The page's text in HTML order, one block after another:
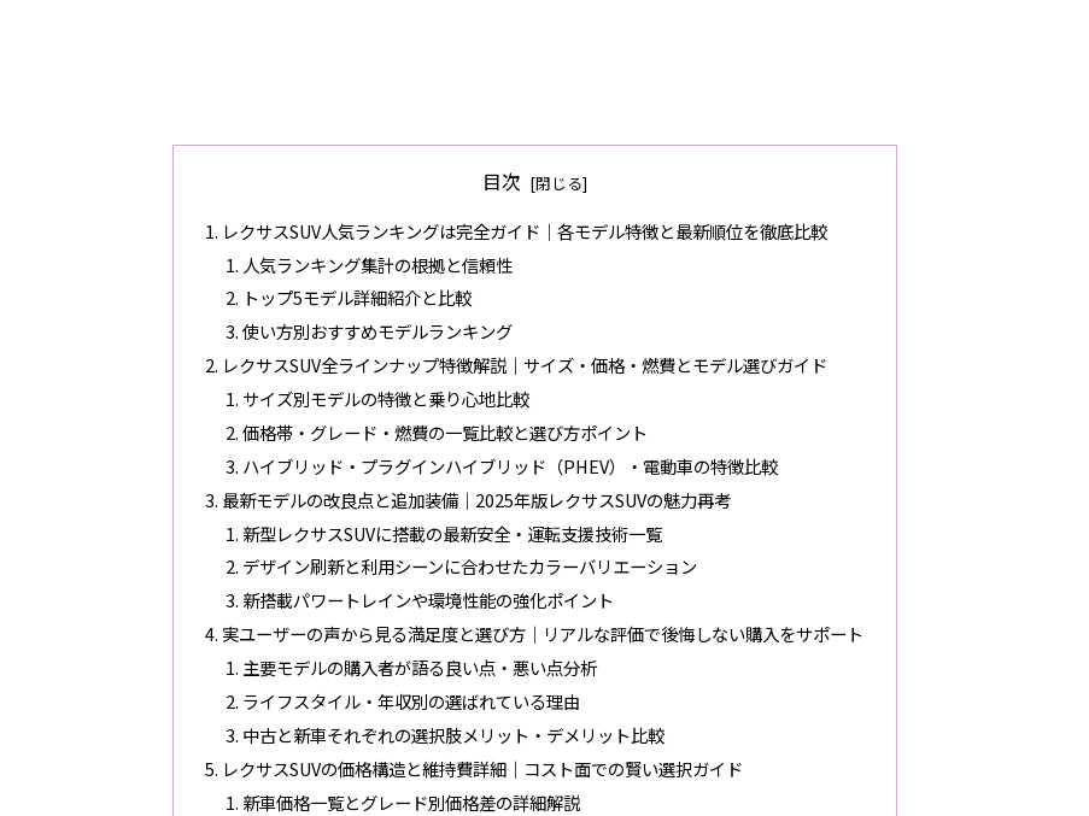
目次
レクサスSUV人気ランキングは完全ガイド｜各モデル特徴と最新順位を徹底比較
人気ランキング集計の根拠と信頼性
トップ5モデル詳細紹介と比較
使い方別おすすめモデルランキング
レクサスSUV全ラインナップ特徴解説｜サイズ・価格・燃費とモデル選びガイド
サイズ別モデルの特徴と乗り心地比較
価格帯・グレード・燃費の一覧比較と選び方ポイント
ハイブリッド・プラグインハイブリッド（PHEV）・電動車の特徴比較
最新モデルの改良点と追加装備｜2025年版レクサスSUVの魅力再考
新型レクサスSUVに搭載の最新安全・運転支援技術一覧
デザイン刷新と利用シーンに合わせたカラーバリエーション
新搭載パワートレインや環境性能の強化ポイント
実ユーザーの声から見る満足度と選び方｜リアルな評価で後悔しない購入をサポート
主要モデルの購入者が語る良い点・悪い点分析
ライフスタイル・年収別の選ばれている理由
中古と新車それぞれの選択肢メリット・デメリット比較
レクサスSUVの価格構造と維持費詳細｜コスト面での賢い選択ガイド
新車価格一覧とグレード別価格差の詳細解説